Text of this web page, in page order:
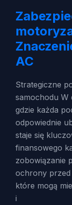
AC
Strategiczne
samochodu W
gdzie każda
odpowiednie
staje się
finansowego
zobowiązanie
ochrony przed
które mogą
i